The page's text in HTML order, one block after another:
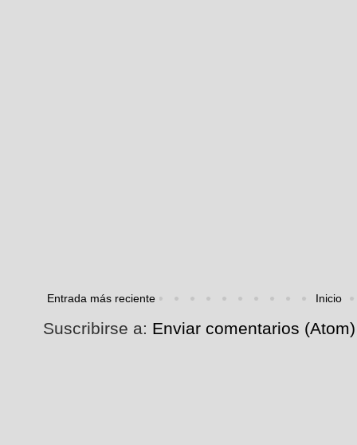
Entrada más reciente Inicio
Suscribirse a: Enviar comentarios (Atom)